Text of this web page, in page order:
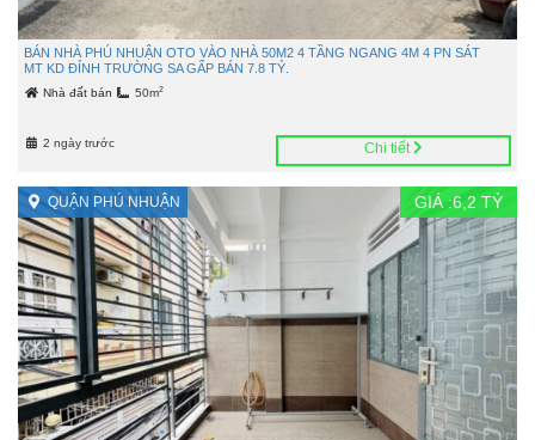
BÁN NHÀ PHÚ NHUẬN OTO VÀO NHÀ 50M2 4 TẦNG NGANG 4M 4 PN SÁT
MT KD ĐỈNH TRƯỜNG SA GẤP BÁN 7.8 TỶ.
Nhà đất bán 50m2
2 ngày trước Chi tiết
QUẬN PHÚ NHUẬN GIÁ :6,2 TỶ